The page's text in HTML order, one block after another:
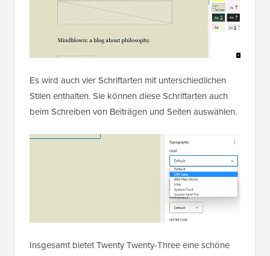
Es wird auch vier Schriftarten mit unterschiedlichen
Stilen enthalten. Sie können diese Schriftarten auch
beim Schreiben von Beiträgen und Seiten auswählen.
Insgesamt bietet Twenty Twenty-Three eine schöne